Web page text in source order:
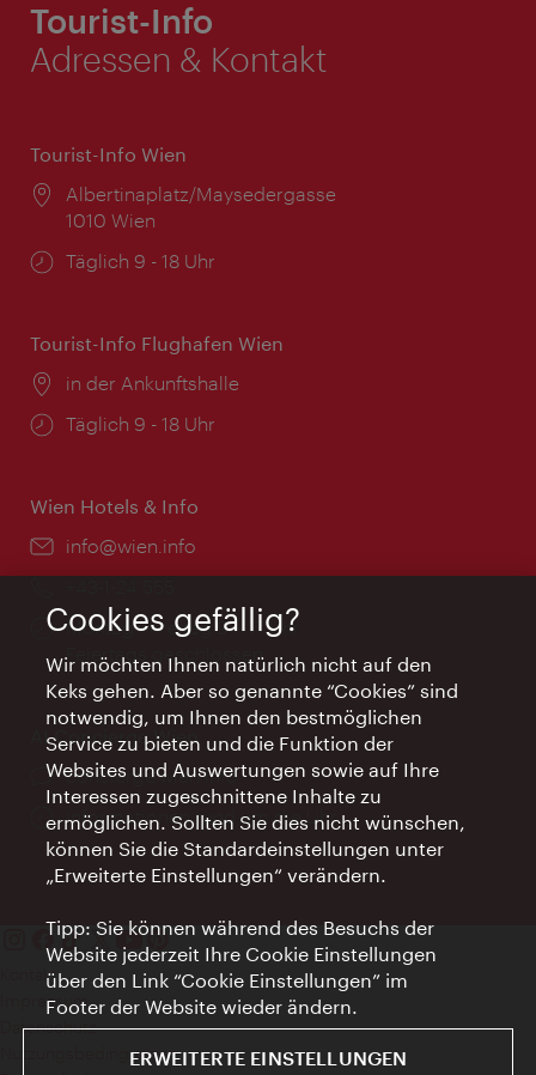
Tourist-Info
Adressen & Kontakt
Tourist-Info Wien
Ort:
Albertinaplatz/Maysedergasse
1010 Wien
Öffnungszeiten:
Täglich 9 - 18 Uhr
Tourist-Info Flughafen Wien
Ort:
in der Ankunftshalle
Öffnungszeiten:
Täglich 9 - 18 Uhr
Wien Hotels & Info
Email:
info@wien.info
Öffnungszeiten:
Montag - Freitag 9 – 17 Uhr
Feiertags geschlossen
AI Concierge Wien
Ort:
concierge.wien.info
Öffnungszeiten:
Informationen rund um die Uhr
Kontakt
Impressum
Datenschutz
Nutzungsbedingungen
Cookies gefällig?
Wir möchten Ihnen natürlich nicht auf den
Keks gehen. Aber so genannte “Cookies” sind
notwendig, um Ihnen den bestmöglichen
Service zu bieten und die Funktion der
Websites und Auswertungen sowie auf Ihre
Interessen zugeschnittene Inhalte zu
ermöglichen. Sollten Sie dies nicht wünschen,
können Sie die Standardeinstellungen unter
„Erweiterte Einstellungen“ verändern.
Tipp: Sie können während des Besuchs der
Website jederzeit Ihre Cookie Einstellungen
über den Link “Cookie Einstellungen” im
Footer der Website wieder ändern.
ERWEITERTE EINSTELLUNGEN